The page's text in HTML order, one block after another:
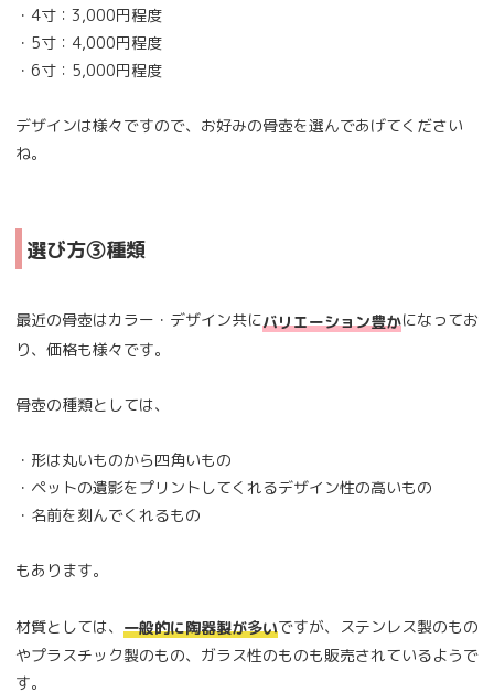
・4寸：3,000円程度
・5寸：4,000円程度
・6寸：5,000円程度
デザインは様々ですので、お好みの骨壺を選んであげてください
ね。
選び方③種類
最近の骨壺はカラー・デザイン共にバリエーション豊かになってお
り、価格も様々です。
骨壺の種類としては、
・形は丸いものから四角いもの
・ペットの遺影をプリントしてくれるデザイン性の高いもの
・名前を刻んでくれるもの
もあります。
材質としては、 一般的に陶器製が多いですが、ステンレス製のもの
やプラスチック製のもの、ガラス性のものも販売されているようで
す。